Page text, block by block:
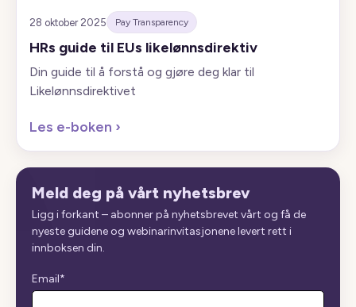
28 oktober 2025 Pay Transparency
HRs guide til EUs likelønnsdirektiv
Din guide til å forstå og gjøre deg klar til
Likelønnsdirektivet
Les e-boken ›
Meld deg på vårt nyhetsbrev
Ligg i forkant – abonner på nyhetsbrevet vårt og få de
nyeste guidene og webinarinvitasjonene levert rett i
innboksen din.
Email*